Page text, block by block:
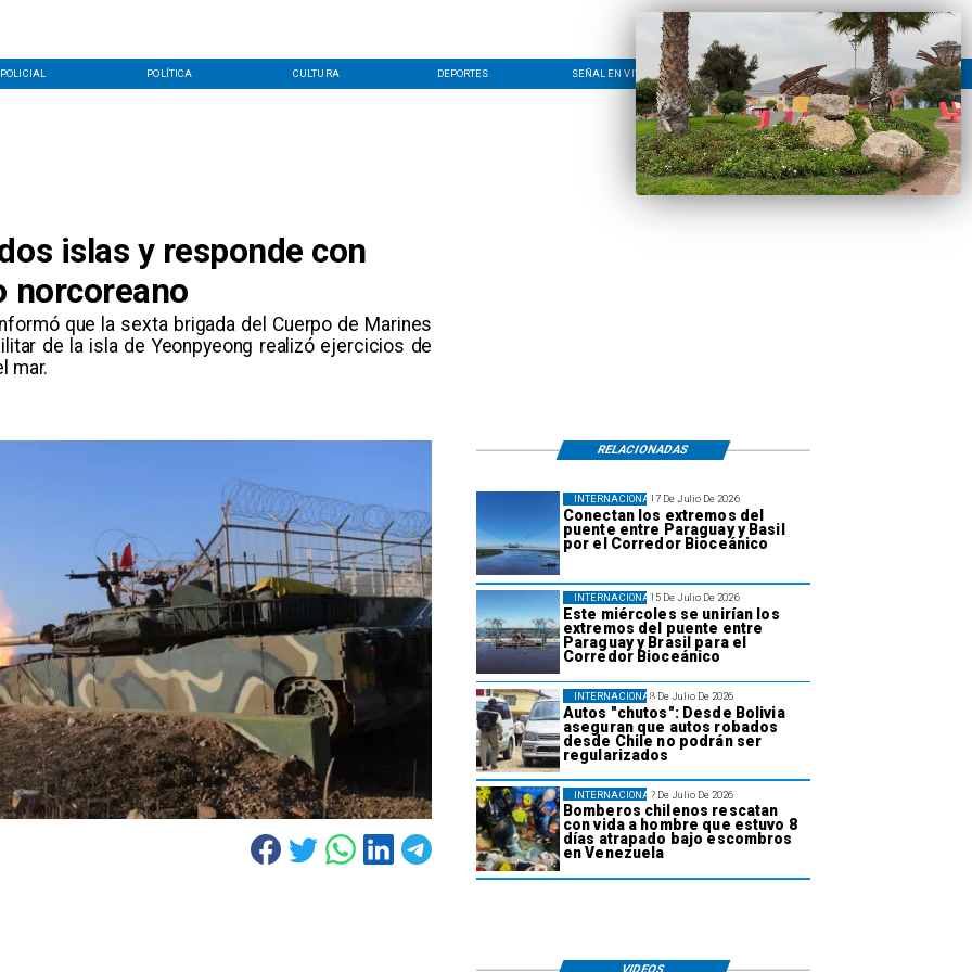
POLICIAL POLÍTICA CULTURA DEPORTES SEÑAL EN VIVO CONTACTO LÍNEA EDITORIAL
islas y responde con
norcoreano
que la sexta brigada del Cuerpo de Marines
de la isla de Yeonpyeong realizó ejercicios de
mar.
17 De Julio De 2026
Conectan los extremos del
puente entre Paraguay y Basil
por el Corredor Bioceánico
INTERNACIONAL
15 De Julio De 2026
Este miércoles se unirían los
extremos del puente entre
Paraguay y Brasil para el
Corredor Bioceánico
INTERNACIONAL
8 De Julio De 2026
Autos "chutos": Desde Bolivia
aseguran que autos robados
desde Chile no podrán ser
regularizados
INTERNACIONAL
2 De Julio De 2026
Bomberos chilenos rescatan
con vida a hombre que estuvo 8
días atrapado bajo escombros
en Venezuela
INTERNACIONAL
RELACIONADAS